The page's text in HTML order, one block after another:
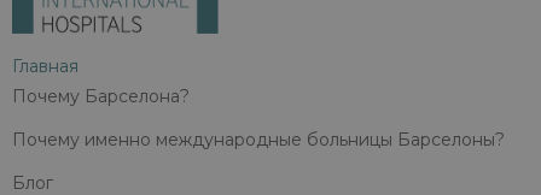
Главная
Почему Барселона?
Почему именно международные больницы Барселоны?
Блог